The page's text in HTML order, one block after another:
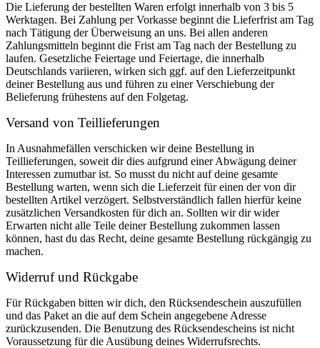
Die Lieferung der bestellten Waren erfolgt innerhalb von 3 bis 5
Werktagen. Bei Zahlung per Vorkasse beginnt die Lieferfrist am Tag
nach Tätigung der Überweisung an uns. Bei allen anderen
Zahlungsmitteln beginnt die Frist am Tag nach der Bestellung zu
laufen. Gesetzliche Feiertage und Feiertage, die innerhalb
Deutschlands variieren, wirken sich ggf. auf den Lieferzeitpunkt
deiner Bestellung aus und führen zu einer Verschiebung der
Belieferung frühestens auf den Folgetag.
Versand von Teillieferungen
In Ausnahmefällen verschicken wir deine Bestellung in
Teillieferungen, soweit dir dies aufgrund einer Abwägung deiner
Interessen zumutbar ist. So musst du nicht auf deine gesamte
Bestellung warten, wenn sich die Lieferzeit für einen der von dir
bestellten Artikel verzögert. Selbstverständlich fallen hierfür keine
zusätzlichen Versandkosten für dich an. Sollten wir dir wider
Erwarten nicht alle Teile deiner Bestellung zukommen lassen
können, hast du das Recht, deine gesamte Bestellung rückgängig zu
machen.
Widerruf und Rückgabe
Für Rückgaben bitten wir dich, den Rücksendeschein auszufüllen
und das Paket an die auf dem Schein angegebene Adresse
zurückzusenden. Die Benutzung des Rücksendescheins ist nicht
Voraussetzung für die Ausübung deines Widerrufsrechts.